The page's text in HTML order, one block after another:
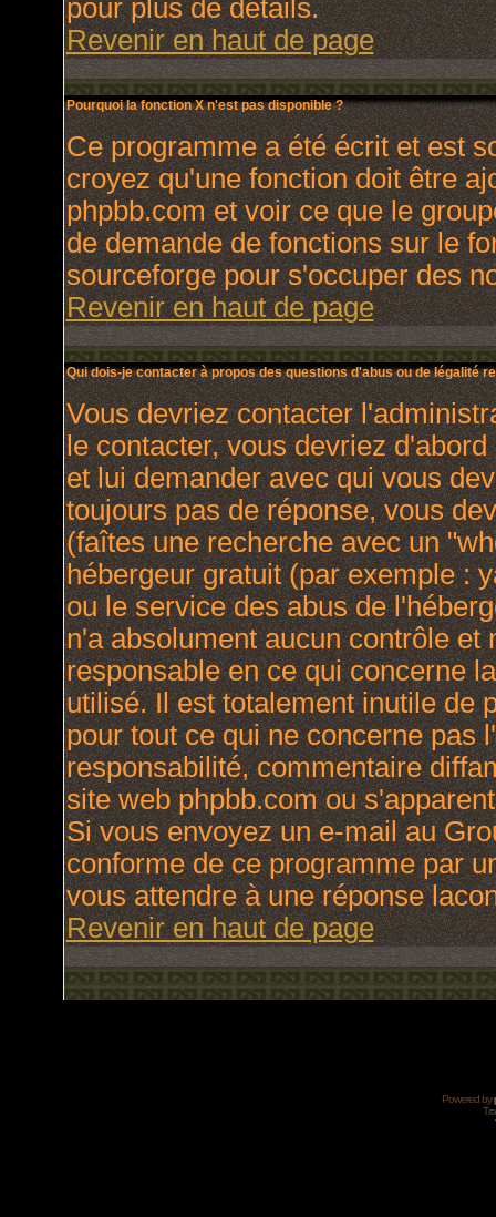
pour plus de détails.
Revenir en haut de page
Pourquoi la fonction X n'est pas disponible ?
Ce programme a été écrit et est
croyez qu'une fonction doit être
phpbb.com et voir ce que le
de demande de fonctions sur le
sourceforge pour s'occuper des
Revenir en haut de page
Qui dois-je contacter à propos des questions d'abus ou de légalité
Vous devriez contacter
le contacter, vous devriez
et lui demander avec qui vous
toujours pas de réponse, vous
(faîtes une recherche avec un
hébergeur gratuit (par exemple :
ou le service des abus de
n'a absolument aucun contrôle et
responsable en ce qui concerne
utilisé. Il est totalement inutile de
pour tout ce qui ne concerne pas
responsabilité, commentaire
site web phpbb.com ou
Si vous envoyez un e-mail au
conforme de ce programme par
vous attendre à une réponse
Revenir en haut de page
Powered by